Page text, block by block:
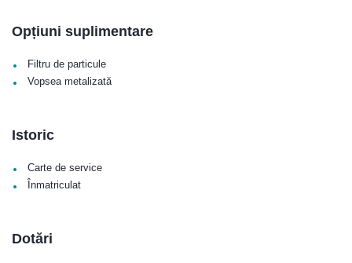
Opțiuni suplimentare
• Filtru de particule
• Vopsea metalizată
Istoric
• Carte de service
• Înmatriculat
Dotări